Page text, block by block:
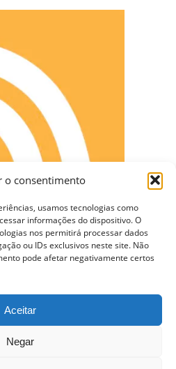
o consentimento
usamos tecnologias como
informações do dispositivo. O
nos permitirá processar dados
ou IDs exclusivos neste site. Não
pode afetar negativamente certos
Aceitar
NegarSomente Coisas Legais.